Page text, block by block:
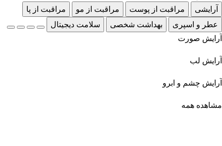
آرایشی
مراقبت از پوست مراقبت از مو
مراقبت از پا
عطر و اسپری
بهداشت شخصی
سلامت دیجیتال
آرایش صورت
آرایش لب
آرایش چشم و ابرو
مشاهده همه